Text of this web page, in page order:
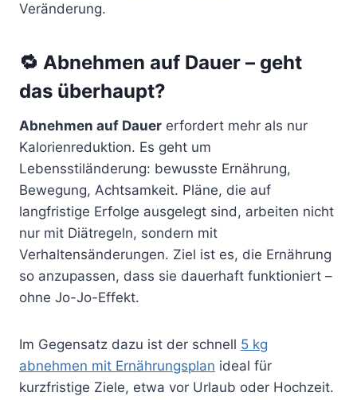
Veränderung.
🔁 Abnehmen auf Dauer – geht
das überhaupt?
Abnehmen auf Dauer erfordert mehr als nur
Kalorienreduktion. Es geht um
Lebensstiländerung: bewusste Ernährung,
Bewegung, Achtsamkeit. Pläne, die auf
langfristige Erfolge ausgelegt sind, arbeiten nicht
nur mit Diätregeln, sondern mit
Verhaltensänderungen. Ziel ist es, die Ernährung
so anzupassen, dass sie dauerhaft funktioniert –
ohne Jo-Jo-Effekt.
Im Gegensatz dazu ist der schnell 5 kg
abnehmen mit Ernährungsplan ideal für
kurzfristige Ziele, etwa vor Urlaub oder Hochzeit.